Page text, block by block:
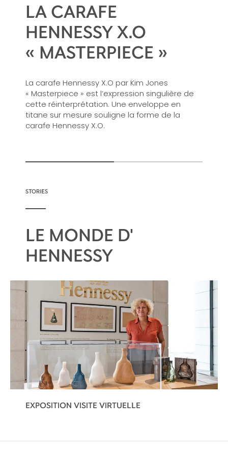
LA CARAFE
HENNESSY X.O
« MASTERPIECE »
La carafe Hennessy X.O par Kim Jones
« Masterpiece » est l’expression singulière de
cette réinterprétation. Une enveloppe en
titane sur mesure souligne la forme de la
carafe Hennessy X.O.
STORIES
LE MONDE D'
HENNESSY
EXPOSITION VISITE VIRTUELLE